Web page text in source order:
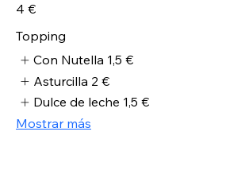
4 €
Topping
Con Nutella 1,5 €
Asturcilla 2 €
Dulce de leche 1,5 €
Mostrar más